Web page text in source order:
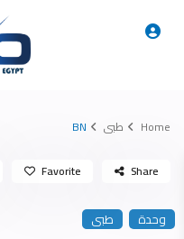
Home طبى BN
وحدة طبى
Share
Favorite